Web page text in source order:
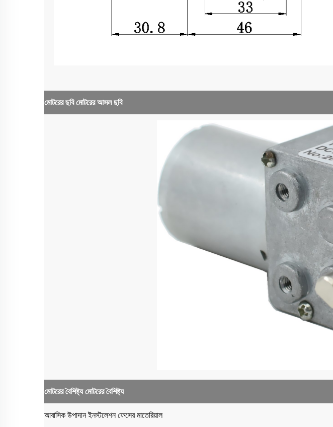
মোটরের ছবিমোটরের আসল ছবি
মোটরের বৈশিষ্ট্যমোটরের বৈশিষ্ট্য
আবাসিক উপাদানইনস্টলেশন ফেসের মাতেরিয়াল